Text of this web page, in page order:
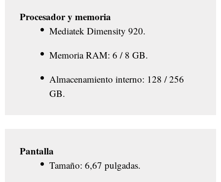
Procesador y memoria
Mediatek Dimensity 920.
Memoria RAM: 6 / 8 GB.
Almacenamiento interno: 128 / 256
GB.
Pantalla
Tamaño: 6,67 pulgadas.